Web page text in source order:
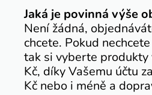
Jaká je povinná výše
Není žádná,
chcete. Pokud
tak si vyberte
Kč, díky Vašemu účtu
Kč nebo i méně a